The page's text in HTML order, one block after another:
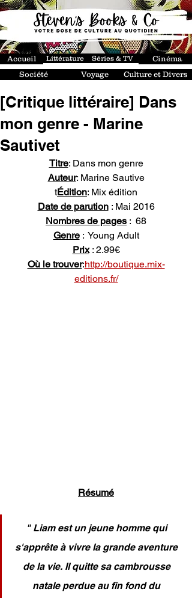
Cinéma
Culture et Divers
Séries & TV
Voyage
Société
Accueil Littérature
[Critique littéraire] Dans
mon genre - Marine
Sautivet
Titre: Dans mon genre
Auteur: Marine Sautive
tÉdition: Mix édition
Date de parution : Mai 2016
Nombres de pages :  68
Genre :  Young Adult
Prix : 2.99€
Où le trouver:http://boutique.mix-
editions.fr/
Résumé
" Liam est un jeune homme qui
s'apprête à vivre la grande aventure
de la vie. Il quitte sa cambrousse
natale perdue au fin fond du